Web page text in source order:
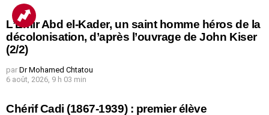
L’Emir Abd el-Kader, un saint homme héros de la
décolonisation, d’après l’ouvrage de John Kiser
(2/2)
par Dr Mohamed Chtatou
6 août, 2026, 9 h 03 min
Chérif Cadi (1867-1939) : premier élève